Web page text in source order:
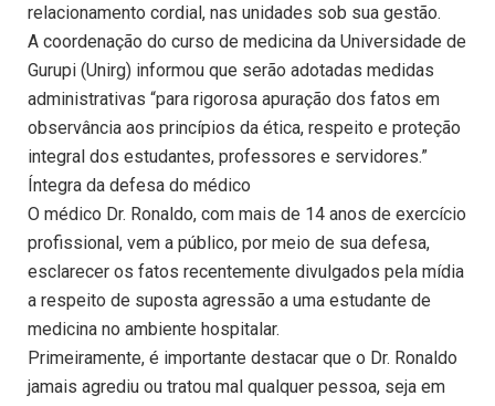
relacionamento cordial, nas unidades sob sua gestão.
A coordenação do curso de medicina da Universidade de
Gurupi (Unirg) informou que serão adotadas medidas
administrativas “para rigorosa apuração dos fatos em
observância aos princípios da ética, respeito e proteção
integral dos estudantes, professores e servidores.”
Íntegra da defesa do médico
O médico Dr. Ronaldo, com mais de 14 anos de exercício
profissional, vem a público, por meio de sua defesa,
esclarecer os fatos recentemente divulgados pela mídia
a respeito de suposta agressão a uma estudante de
medicina no ambiente hospitalar.
Primeiramente, é importante destacar que o Dr. Ronaldo
jamais agrediu ou tratou mal qualquer pessoa, seja em